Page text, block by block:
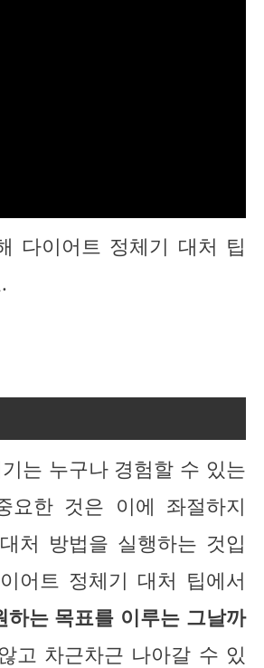
다이어트 정체기 대처 팁
는 누구나 경험할 수 있는
요한 것은 이에 좌절하지
처 방법을 실행하는 것입
어트 정체기 대처 팁에서
하는 목표를 이루는 그날까
고 차근차근 나아갈 수 있